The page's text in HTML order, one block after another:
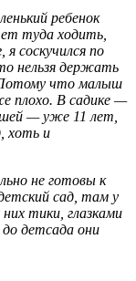
ребенок
туда ходить,
соскучился по
нельзя держать
что малыш
плохо. В садике —
— уже 11 лет,
хоть и
не готовы к
сад, там у
тики, глазками
детсада они